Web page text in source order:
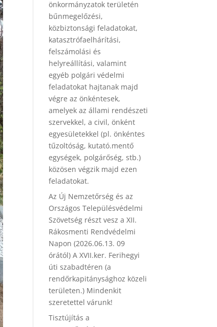
önkormányzatok területén
bűnmegelőzési,
közbiztonsági feladatokat,
katasztrófaelhárítási,
felszámolási és
helyreállítási, valamint
egyéb polgári védelmi
feladatokat hajtanak majd
végre az önkéntesek,
amelyek az állami rendészeti
szervekkel, a civil, önként
egyesületekkel (pl. önkéntes
tűzoltóság, kutató.mentő
egységek, polgárőség, stb.)
közösen végzik majd ezen
feladatokat.
Az Új Nemzetőrség és az
Országos Településvédelmi
Szövetség részt vesz a XII.
Rákosmenti Rendvédelmi
Napon (2026.06.13. 09
órától) A XVII.ker. Ferihegyi
úti szabadtéren (a
rendőrkapitánysághoz közeli
területen.) Mindenkit
szeretettel várunk!
Tisztújítás a